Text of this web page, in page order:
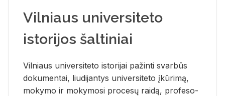
Vilniaus universiteto
istorijos šaltiniai
Vil­niaus uni­ver­si­te­to is­to­ri­jai pa­žin­ti svar­būs
do­ku­men­tai, liu­di­jan­tys uni­ver­si­te­to įkū­ri­mą,
mo­ky­mo ir mo­ky­mo­si pro­ce­sų rai­dą, pro­fe­so­